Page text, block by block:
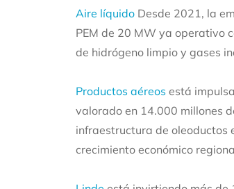
Aire líquidoDesde 2021, la
PEM de 20 MW ya operativo
de hidrógeno limpio y gases
Productos aéreos está
valorado en 14.000 millones
infraestructura de
crecimiento económico